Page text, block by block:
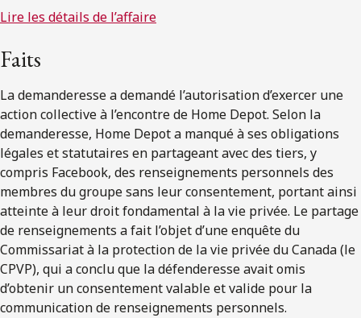
Lire les détails de l’affaire
Faits
La demanderesse a demandé l’autorisation d’exercer une
action collective à l’encontre de Home Depot. Selon la
demanderesse, Home Depot a manqué à ses obligations
légales et statutaires en partageant avec des tiers, y
compris Facebook, des renseignements personnels des
membres du groupe sans leur consentement, portant ainsi
atteinte à leur droit fondamental à la vie privée. Le partage
de renseignements a fait l’objet d’une enquête du
Commissariat à la protection de la vie privée du Canada (le
CPVP), qui a conclu que la défenderesse avait omis
d’obtenir un consentement valable et valide pour la
communication de renseignements personnels.